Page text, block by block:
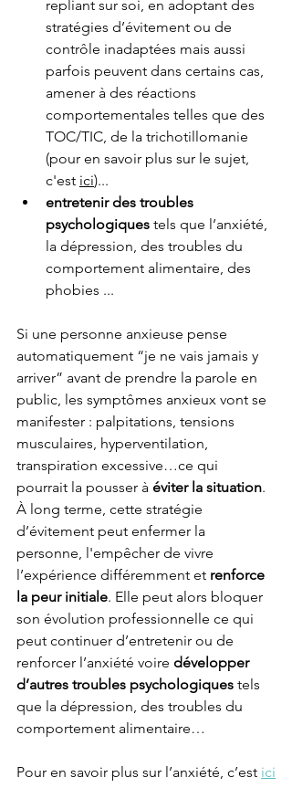
repliant sur soi, en adoptant des
stratégies d’évitement ou de
contrôle inadaptées mais aussi
parfois peuvent dans certains cas,
amener à des réactions
comportementales telles que des
TOC/TIC, de la trichotillomanie
(pour en savoir plus sur le sujet,
c'est ici)...
entretenir des troubles
psychologiques tels que l’anxiété,
la dépression, des troubles du
comportement alimentaire, des
phobies ...
Si une personne anxieuse pense
automatiquement “je ne vais jamais y
arriver” avant de prendre la parole en
public, les symptômes anxieux vont se
manifester : palpitations, tensions
musculaires, hyperventilation,
transpiration excessive…ce qui
pourrait la pousser à éviter la situation.
À long terme, cette stratégie
d’évitement peut enfermer la
personne, l'empêcher de vivre
l’expérience différemment et renforce
la peur initiale. Elle peut alors bloquer
son évolution professionnelle ce qui
peut continuer d’entretenir ou de
renforcer l’anxiété voire développer
d’autres troubles psychologiques tels
que la dépression, des troubles du
comportement alimentaire…
Pour en savoir plus sur l’anxiété, c’est ici